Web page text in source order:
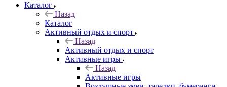
Каталог
Назад
Каталог
Активный отдых и спорт
Назад
Активный отдых и спорт
Активные игры
Назад
Активные игры